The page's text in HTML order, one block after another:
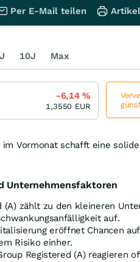
im Vormonat schafft eine
Unternehmensfaktoren
(A) zählt zu den kleineren
auf.
eröffnet Chancen
Risiko einher.
Registered (A) reagieren
Per E-Mail teilen
10J Max
-6,14%
1,3550 EUR